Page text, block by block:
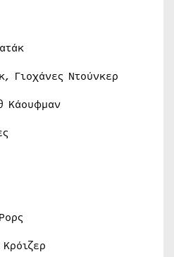
Γιοχάνες Ντούνκερ
Κάουφμαν